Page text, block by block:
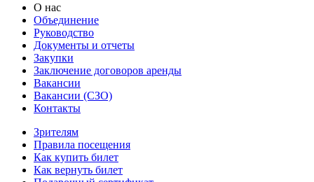
О нас
Объединение
Руководство
Документы и отчеты
Закупки
Заключение договоров аренды
Вакансии
Вакансии (СЗО)
Контакты
Зрителям
Правила посещения
Как купить билет
Как вернуть билет